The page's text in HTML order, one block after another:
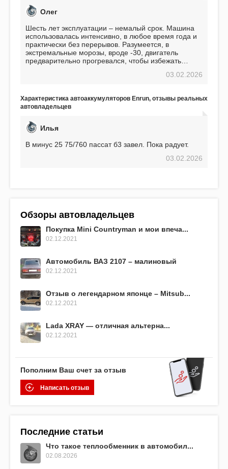
Олег
Шесть лет эксплуатации – немалый срок. Машина
использовалась интенсивно, в любое время года и
практически без перерывов. Разумеется, в
экстремальные морозы, вроде -30, двигатель
предварительно прогревался, чтобы избежать
использования не было ни единой поломки,
EFB 75. Судя по характеристикам, он даже
превосходит предыдущую модель.
03.02.2026
Характеристика автоаккумуляторов Enrun, отзывы реальных
автовладельцев
Илья
В минус 25 75/760 пассат б3 завел. Пока радует.
03.02.2026
Обзоры автовладельцев
Покупка Mini Countryman и мои впеча...
02.12.2021
Автомобиль ВАЗ 2107 – малиновый
02.12.2021
Отзыв о легендарном японце – Mitsub...
02.12.2021
Lada XRAY — отличная альтерна...
02.12.2021
Пополним Ваш счет за отзыв
Написать отзыв
Последние статьи
Что такое теплообменник в автомобил...
02.08.2026